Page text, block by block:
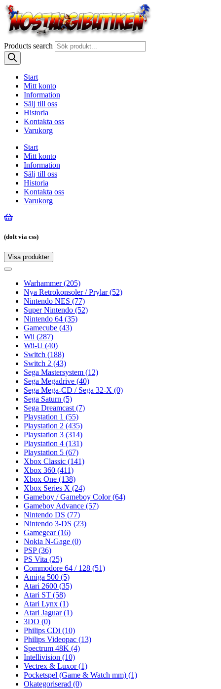
Products search
Start
Mitt konto
Information
Sälj till oss
Historia
Kontakta oss
Varukorg
Start
Mitt konto
Information
Sälj till oss
Historia
Kontakta oss
Varukorg
(dolt via css)
Visa produkter
Toggle
Toggle
navigationWarhammer(205)
Nya Retrokonsoler / Prylar(52)
Nintendo NES (77)
Super Nintendo (52)
Nintendo 64 (35)
Gamecube (43)
Wii (287)
Wii-U (40)
Switch (188)
Switch 2 (43)
Sega Mastersystem (12)
Sega Megadrive (40)
Sega Mega-CD / Sega 32-X (0)
Sega Saturn (5)
Sega Dreamcast (7)
Playstation 1 (55)
Playstation 2 (435)
Playstation 3 (314)
Playstation 4 (131)
Playstation 5 (67)
Xbox Classic (141)
Xbox 360 (411)
Xbox One (138)
Xbox Series X (24)
Gameboy / Gameboy Color(64)
Gameboy Advance (57)
Nintendo DS (77)
Nintendo 3-DS (23)
Gamegear(16)
Nokia N-Gage (0)
PSP(36)
PS Vita (25)
Commodore 64 / 128 (51)
Amiga 500 (5)
Atari 2600 (35)
Atari ST (58)
Atari Lynx (1)
Atari Jaguar(1)
3DO (0)
Philips CDi (10)
Philips Videopac (13)
Spectrum 48K (4)
Intellivision (10)
Vectrex & Luxor(1)
Pocketspel (Game & Watch mm) (1)
Okategoriserad (0)